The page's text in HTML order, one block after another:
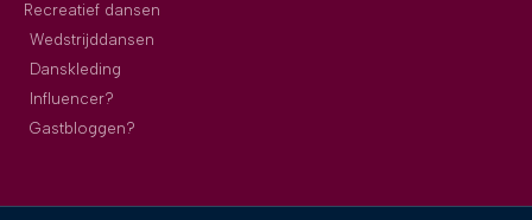
Recreatief dansen
Wedstrijddansen
Danskleding
Influencer?
Gastbloggen?